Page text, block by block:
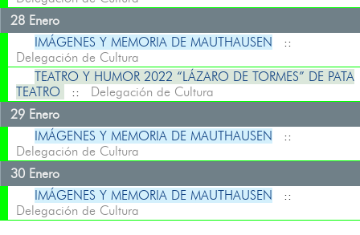
28 Enero
IMÁGENES Y MEMORIA DE MAUTHAUSEN ::
Delegación de Cultura
TEATRO Y HUMOR 2022 “LÁZARO DE TORMES” DE PATA
TEATRO
:: Delegación de Cultura
29 Enero
IMÁGENES Y MEMORIA DE MAUTHAUSEN ::
Delegación de Cultura
30 Enero
IMÁGENES Y MEMORIA DE MAUTHAUSEN ::
Delegación de Cultura